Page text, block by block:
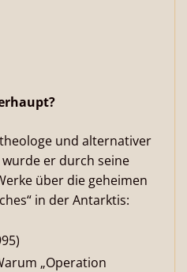
und alternativer
er durch seine
über die geheimen
in der Antarktis:
„Operation